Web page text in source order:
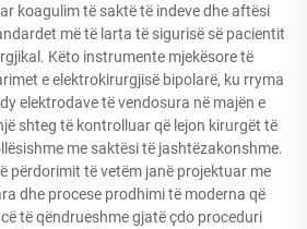
koagulim të saktë të indeve dhe aftësi
më të larta të sigurisë së pacientit
Këto instrumente mjekësore të
e elektrokirurgjisë bipolarë, ku rryma
elektrodave të vendosura në majën e
shteg të kontrolluar që lejon kirurgët të
me saktësi të jashtëzakonshme.
përdorimit të vetëm janë projektuar me
dhe procese prodhimi të moderna që
të qëndrueshme gjatë çdo proceduri